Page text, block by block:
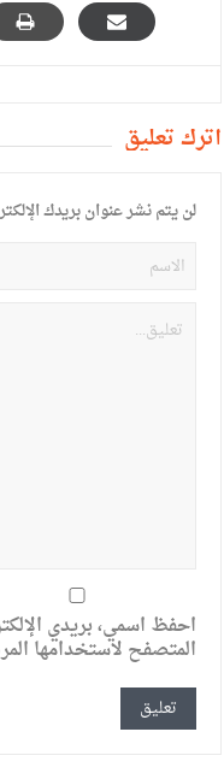
أترك تعليق
لن يتم نشر عنوان بريدك
احفظ اسمي، بريدي
المتصفح لاستخدامها